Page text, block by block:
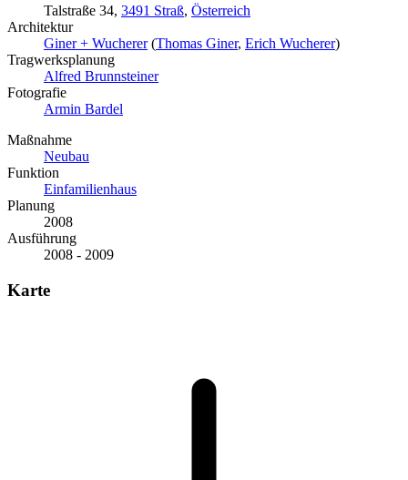
Talstraße 34, 3491 Straß, Österreich
Architektur
Giner + Wucherer(Thomas Giner, Erich Wucherer)
Tragwerksplanung
Alfred Brunnsteiner
Fotografie
Armin Bardel
Maßnahme
Neubau
Funktion
Einfamilienhaus
Planung
2008
Ausführung
2008 - 2009
Karte